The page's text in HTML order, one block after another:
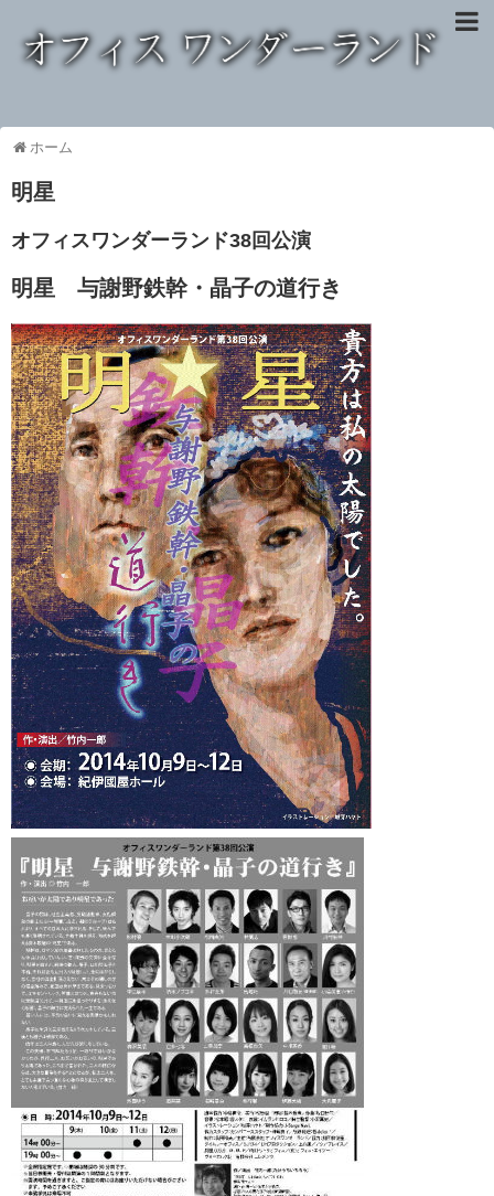
ホーム
明星
オフィスワンダーランド38回公演
明星 与謝野鉄幹・晶子の道行き